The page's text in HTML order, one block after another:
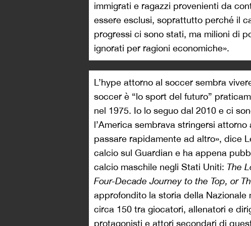
immigrati e ragazzi provenienti da
essere esclusi, soprattutto perché il
progressi ci sono stati, ma milioni di
ignorati per ragioni economiche».
L’hype attorno al soccer sembra
soccer è “lo sport del futuro”
nel 1975. Io lo seguo dal 2010 e ci
l’America sembrava stringersi
passare rapidamente ad altro», dice
calcio sul Guardian e ha appena
calcio maschile negli Stati Uniti: The
Four-Decade Journey to the Top, or
approfondito la storia della
circa 150 tra giocatori, allenatori e
protagonisti e attori secondari di